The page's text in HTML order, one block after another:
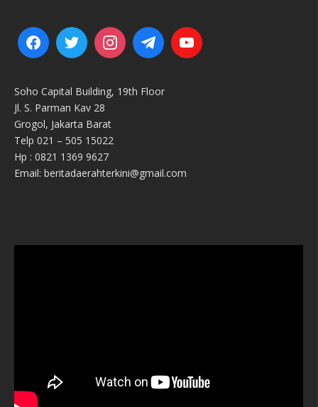
Soho Capital Building, 19th Floor
Jl. S. Parman Kav 28
Grogol, Jakarta Barat
Telp 021 – 505 15022
Hp : 0821 1369 9627
Email: beritadaerahterkini@gmail.com